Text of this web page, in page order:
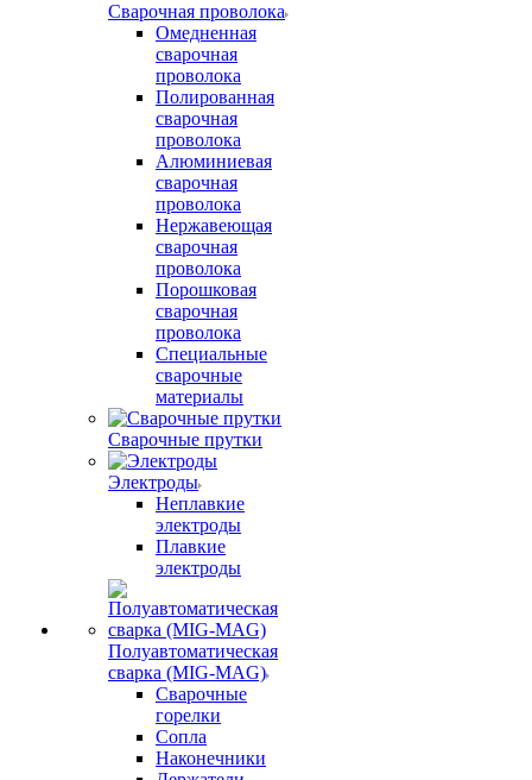
Сварочная проволока
Омедненная
сварочная
проволока
Полированная
сварочная
проволока
Алюминиевая
сварочная
проволока
Нержавеющая
сварочная
проволока
Порошковая
сварочная
проволока
Специальные
сварочные
материалы
Сварочные прутки
Электроды
Неплавкие
электроды
Плавкие
электроды
Полуавтоматическая
сварка (MIG-MAG)
Сварочные
горелки
Сопла
Наконечники